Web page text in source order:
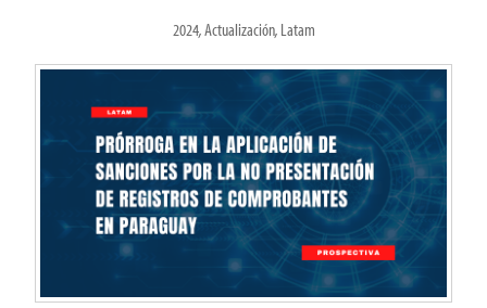
2024,Actualización, Latam